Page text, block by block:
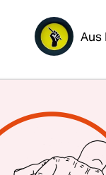
Aus
enteignen
hat die